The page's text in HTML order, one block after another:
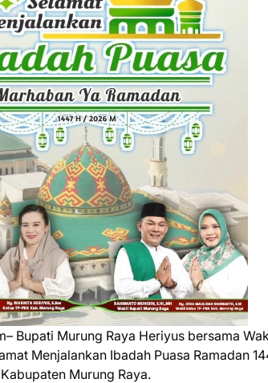
Bupati Murung Raya Heriyus bersama
Menjalankan Ibadah Puasa Ramadan
Murung Raya.